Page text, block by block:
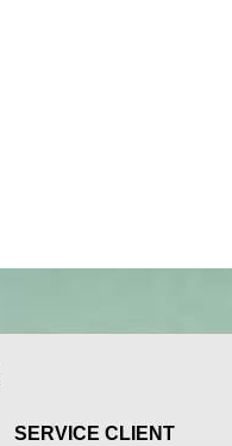
SERVICE CLIENT